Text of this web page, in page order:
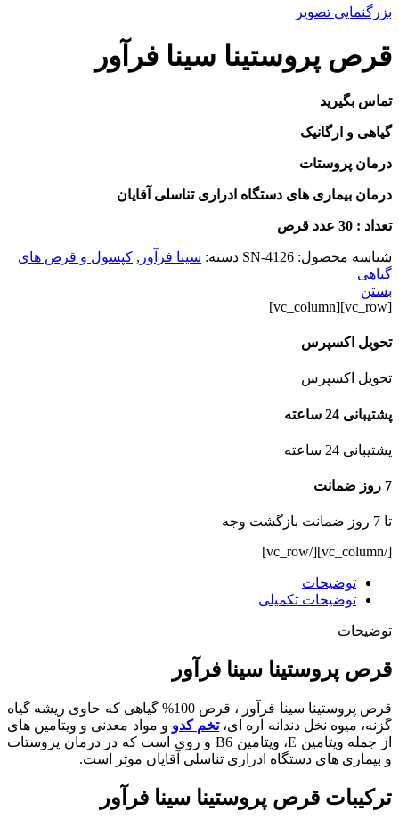
بزرگنمایی تصویر
قرص پروستینا سینا فرآور
تماس بگیرید
گیاهی و ارگانیک
درمان پروستات
درمان بیماری های دستگاه ادراری تناسلی آقایان
تعداد : 30 عدد قرص
شناسه محصول: SN-4126 دسته: سینا فرآور , کپسول و قرص های
گیاهی
بستن
[vc_row][vc_column]
تحویل اکسپرس
تحویل اکسپرس
پشتیبانی 24 ساعته
پشتیبانی 24 ساعته
7 روز ضمانت
تا 7 روز ضمانت بازگشت وجه
[/vc_column][/vc_row]
توضیحات
توضیحات تکمیلی
توضیحات
قرص پروستینا سینا فرآور
قرص پروستینا سینا فرآور ، قرص 100% گیاهی که حاوی ریشه گیاه
گزنه، میوه نخل دندانه اره ای،تخم کدو و مواد معدنی و ویتامین های
از جمله ویتامین E، ویتامین B6 و روی است که در درمان پروستات
و بیماری های دستگاه ادراری تناسلی آقایان موثر است.
ترکیبات قرص پروستینا سینا فرآور